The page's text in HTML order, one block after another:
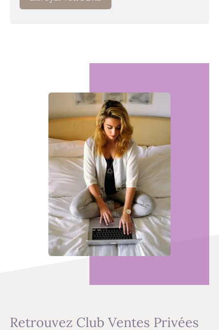
Retrouvez Club Ventes Privées